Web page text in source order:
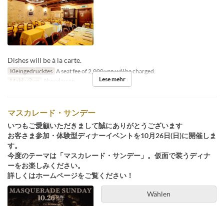
Dishes will be à la carte.
Kleingedrucktes A seat fee of 2,000 yen will be charged.
Mahlzeiten
Abendessen Lese mehr
マスカレード・サンデー
いつもご愛顧いただきまして誠にありがとうございます
お客さま参加・体験型ディナーイベントを10月26日(日)に開催しま
す。
今度のテーマは「マスカレード・サンデー」。仮面で装うディナ
ーをお楽しみください。
詳しくはホームページをご覧ください！
Wählen